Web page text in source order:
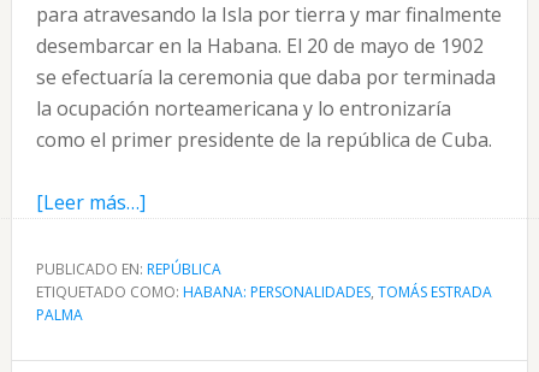
para atravesando la Isla por tierra y mar finalmente
desembarcar en la Habana. El 20 de mayo de 1902
se efectuaría la ceremonia que daba por terminada
la ocupación norteamericana y lo entronizaría
como el primer presidente de la república de Cuba.
[Leer más…]acerca
Estrada
Palma
Central
PUBLICADO EN: REPÚBLICA
ETIQUETADO COMO: HABANA: PERSONALIDADES, TOMÁS ESTRADA
PALMA